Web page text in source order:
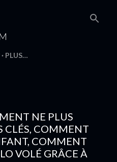
PLUS…
NE PLUS
CLÉS, COMMENT
COMMENT
VOLÉ GRÂCE À